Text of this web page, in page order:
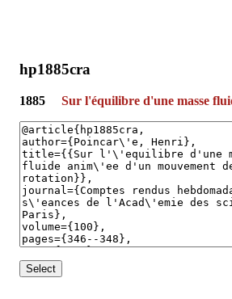
hp1885cra
1885 Sur l'équilibre d'une masse
Select